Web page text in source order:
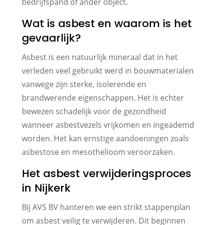
Wat is asbest en waarom is het
gevaarlijk?
Asbest is een natuurlijk mineraal dat in het
verleden veel gebruikt werd in bouwmaterialen
vanwege zijn sterke, isolerende en
brandwerende eigenschappen. Het is echter
bewezen schadelijk voor de gezondheid
wanneer asbestvezels vrijkomen en ingeademd
worden. Het kan ernstige aandoeningen zoals
asbestose en mesothelioom veroorzaken.
Het asbest verwijderingsproces
in Nijkerk
Bij AVS BV hanteren we een strikt stappenplan
om asbest veilig te verwijderen. Dit beginnen